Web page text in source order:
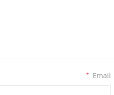
Email
*